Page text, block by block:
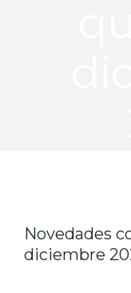
Novedades
diciembre